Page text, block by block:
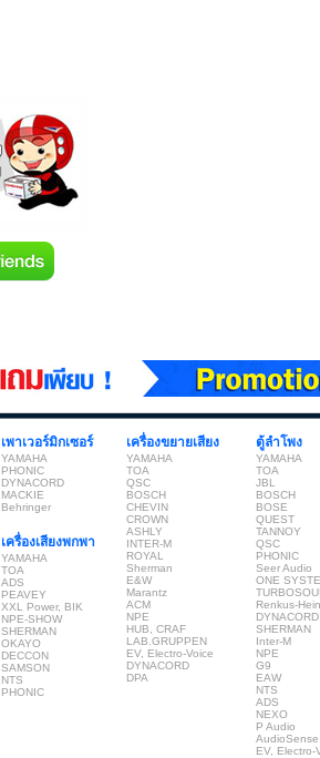
เพาเวอร์มิกเซอร์
YAMAHA
PHONIC
DYNACORD
MACKIE
Behringer
เครื่องเสียงพกพา
YAMAHA
TOA
ADS
PEAVEY
XXL Power, BIK
NPE-SHOW
SHERMAN
OKAYO
DECCON
SAMSON
NTS
PHONIC
เครื่องขยายเสียง
YAMAHA
TOA
QSC
BOSCH
CHEVIN
CROWN
ASHLY
INTER-M
ROYAL
Sherman
E&W
Marantz
ACM
NPE
HUB, CRAF
LAB.GRUPPEN
EV, Electro-Voice
DYNACORD
DPA
ตู้ลำโพง
YAMAHA
TOA
JBL
BOSCH
BOSE
QUEST
TANNOY
QSC
PHONIC
Seer Audio
ONE
Renkus-
DYNACORD
SHERMAN
Inter-M
NPE
G9
EAW
NTS
ADS
NEXO
P Audio
AudioSense
EV, Electro-